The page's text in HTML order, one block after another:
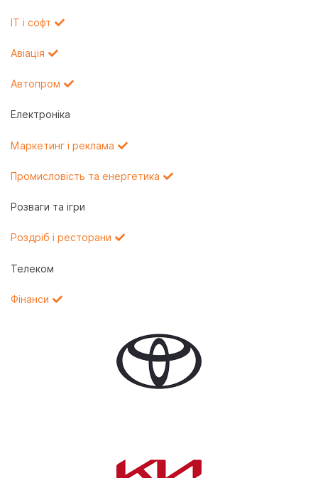
IT і софт
Авіація
Автопром
Електроніка
Маркетинг і реклама
Промисловість та енергетика
Розваги та ігри
Роздріб і ресторани
Телеком
Фінанси